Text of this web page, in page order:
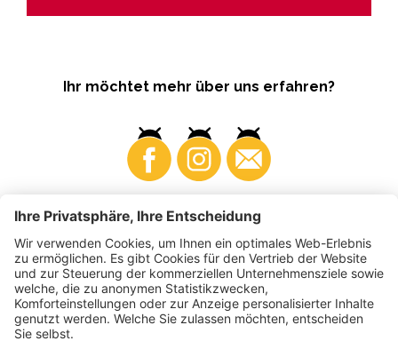
Ihr möchtet mehr über uns erfahren?
Business Produzenten